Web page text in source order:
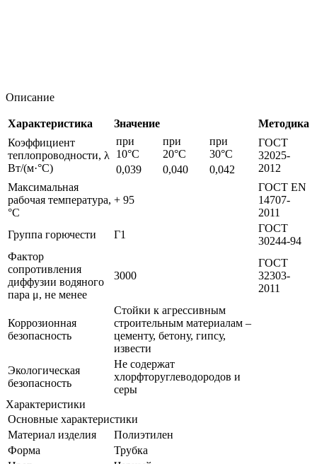
Описание
Характеристика Значение
Методика
Коэффициент
теплопроводности, λ
Вт/(м·°С)
при
10°С
при
20°С
при
30°С
0,039
0,040 0,042
ГОСТ
32025-
2012
Максимальная
рабочая температура,
°С
+ 95
ГОСТ EN
14707-
2011
Группа горючести
Г1
ГОСТ
30244-94
Фактор
сопротивления
диффузии водяного
пара μ, не менее
3000
ГОСТ
32303-
2011
Коррозионная
безопасность
Cтойки к агрессивным
строительным материалам –
цементу, бетону, гипсу,
извести
Экологическая
безопасность
Не содержат
хлорфторуглеводородов и
серы
Характеристики
Основные характеристики
Материал изделия
Полиэтилен
Форма
Трубка